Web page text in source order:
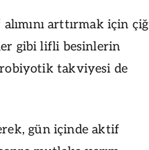
arttırmak için çiğ
gibi lifli besinlerin
takviyesi de
gün içinde aktif